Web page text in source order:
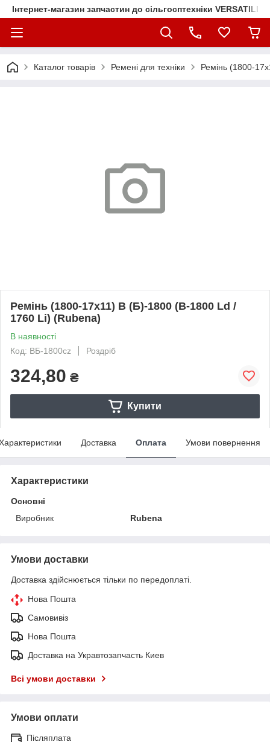
Інтернет-магазин запчастин до сільгосптехніки VERSATILE
Каталог товарів Ремені для техніки Ремінь (1800-
Ремінь (1800-17х11) В (Б)-1800 (В-1800 Ld /
1760 Li) (Rubena)
В наявності
Код: ВБ-1800cz
Роздріб
324,80 ₴
Купити
Доставка Оплата Умови повернення
Характеристики
Основні
Виробник
Rubena
Умови доставки
Доставка здійснюється тільки по передоплаті.
Нова Пошта
Самовивіз
Нова Пошта
Доставка на Укравтозапчасть Киев
Всі умови доставки
Умови оплати
Післяплата